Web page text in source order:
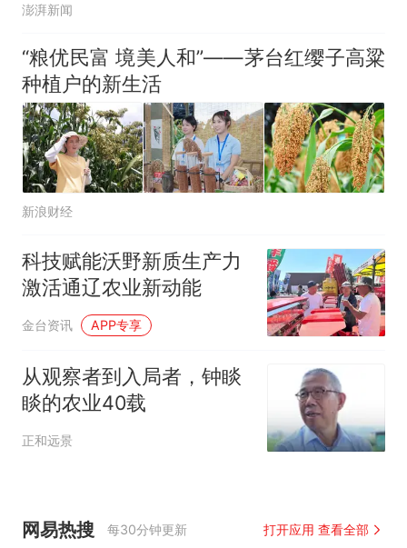
澎湃新闻
“粮优民富 境美人和”——茅台红缨子高粱
种植户的新生活
新浪财经
科技赋能沃野新质生产力
激活通辽农业新动能
金台资讯 APP专享
从观察者到入局者，钟睒
睒的农业40载
正和远景
网易热搜 每30分钟更新 打开应用 查看全部